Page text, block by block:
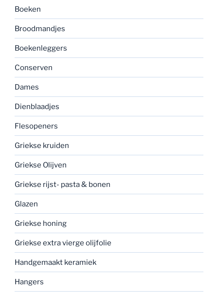
Boeken
Broodmandjes
Boekenleggers
Conserven
Dames
Dienblaadjes
Flesopeners
Griekse kruiden
Griekse Olijven
Griekse rijst- pasta & bonen
Glazen
Griekse honing
Griekse extra vierge olijfolie
Handgemaakt keramiek
Hangers